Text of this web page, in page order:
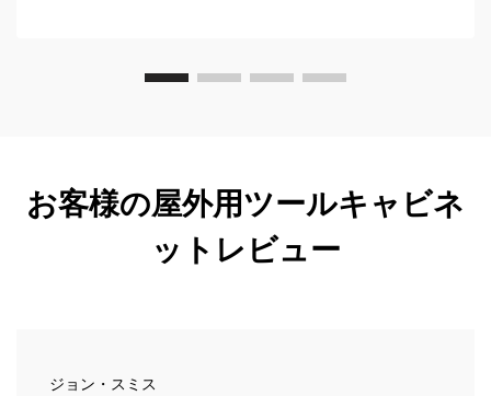
お客様の屋外用ツールキャビネ
ットレビュー
ジョン・スミス